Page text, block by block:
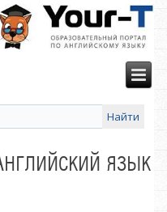
язык